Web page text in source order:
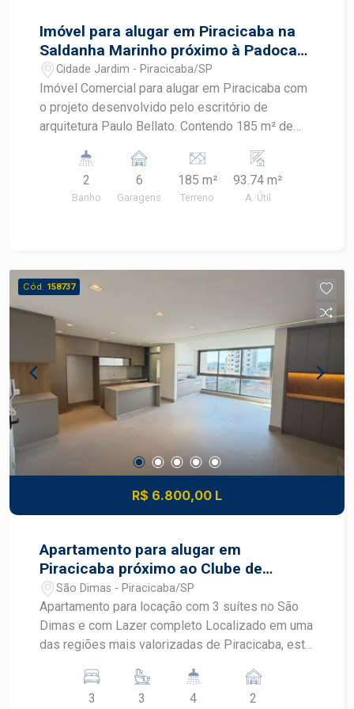
Imóvel para alugar em Piracicaba na
Saldanha Marinho próximo à Padoca
do Caipira
Cidade Jardim - Piracicaba/SP
Imóvel Comercial para alugar em Piracicaba com
o projeto desenvolvido pelo escritório de
arquitetura Paulo Bellato. Contendo 185 m² de
Piso Térreo: Recepção, sala de espera, 02
banheiros, sendo 01 adaptado para PNE. -Piso
Superior:recepção, 02 salas e 02 banheiros.06
2
Banho
6
Garagens
185 m²
Terreno
93.74 m²
A. Útil
Cód. 158737
R$ 6.800,00 L
Apartamento para alugar em
Piracicaba próximo ao Clube de
Campo
São Dimas - Piracicaba/SP
Apartamento para locação com 3 suítes no São
Dimas e com Lazer completo Localizado em uma
das regiões mais valorizadas de Piracicaba, este
oferece conforto, privacidade e uma
infraestrutura completa para sua família. São 3
3 3 4 2